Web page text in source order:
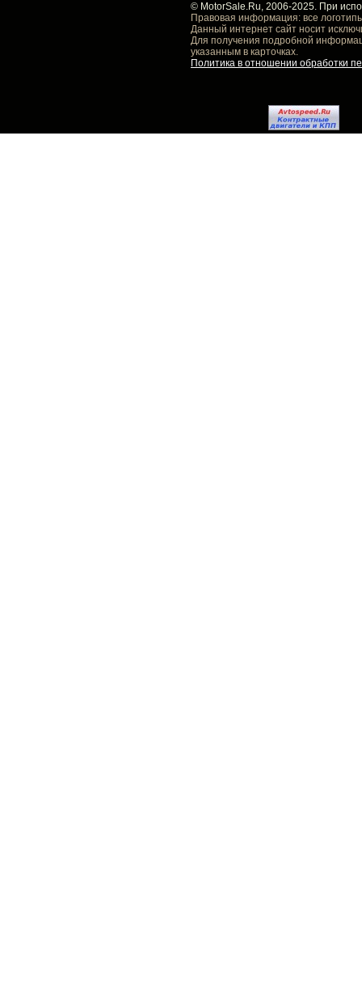
© MotorSale.Ru, 2006-2025. При
Правовая информация: все
Данный интернет сайт носит
Для получения подробной
указанным в карточках.
Политика в отношении обработки